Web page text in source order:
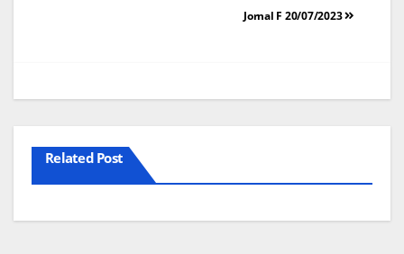
Jornal F 20/07/2023
Related Post